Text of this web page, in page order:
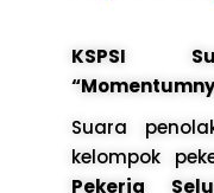
KSPSI
Suara
kelompok
Pekerja